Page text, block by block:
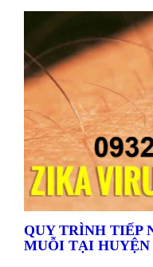
QUY TRÌNH TIẾP
MUỖI TẠI